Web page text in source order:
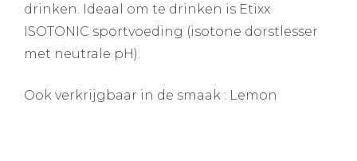
drinken. Ideaal om te drinken is Etixx
ISOTONIC sportvoeding (isotone dorstlesser
met neutrale pH).
Ook verkrijgbaar in de smaak : Lemon